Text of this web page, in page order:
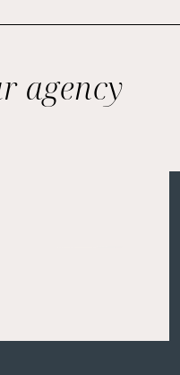
agency